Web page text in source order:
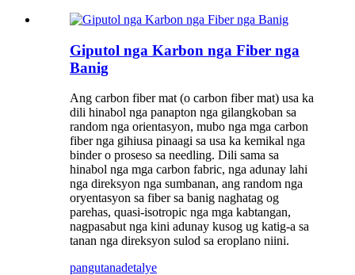
Giputol nga Karbon nga Fiber nga
Banig
Ang carbon fiber mat (o carbon fiber mat) usa ka
dili hinabol nga panapton nga gilangkoban sa
random nga orientasyon, mubo nga mga carbon
fiber nga gihiusa pinaagi sa usa ka kemikal nga
binder o proseso sa needling. Dili sama sa
hinabol nga mga carbon fabric, nga adunay lahi
nga direksyon nga sumbanan, ang random nga
oryentasyon sa fiber sa banig naghatag og
parehas, quasi-isotropic nga mga kabtangan,
nagpasabut nga kini adunay kusog ug katig-a sa
tanan nga direksyon sulod sa eroplano niini.
pangutanadetalye